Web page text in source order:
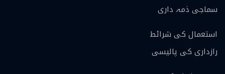
سماجی ذمہ داری
استعمال کی شرائط
رازداری کی پالیسی